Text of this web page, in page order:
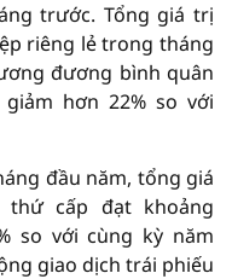
trước. Tổng giá trị
riêng lẻ trong tháng
đương bình quân
hơn 22% so với
đầu năm, tổng giá
cấp đạt khoảng
so với cùng kỳ năm
giao dịch trái phiếu